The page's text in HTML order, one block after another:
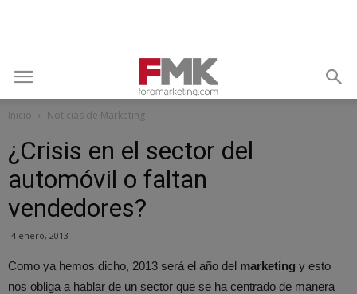
Inicio Noticias de Marketing
¿Crisis en el sector del
automóvil o faltan
vendedores?
4 enero, 2013
Como ya hemos dicho, 2013 será el año del marketing y esto
nos obliga a hablar de un sector que se ha centrado de manera